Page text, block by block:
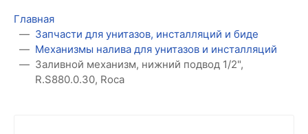
Главная
Запчасти для унитазов, инсталляций и биде
Механизмы налива для унитазов и инсталляций
Заливной механизм, нижний подвод 1/2",
R.S880.0.30, Roca